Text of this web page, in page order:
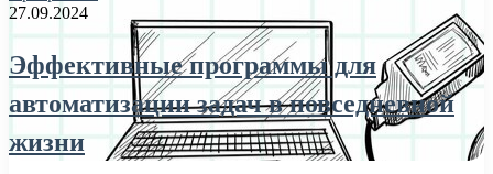
27.09.2024
Эффективные программы для
автоматизации задач в повседневной
жизни